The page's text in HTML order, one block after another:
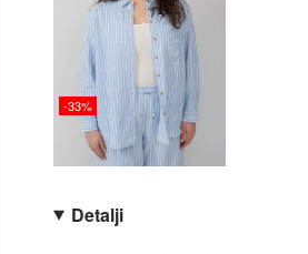
-33%
Detalji